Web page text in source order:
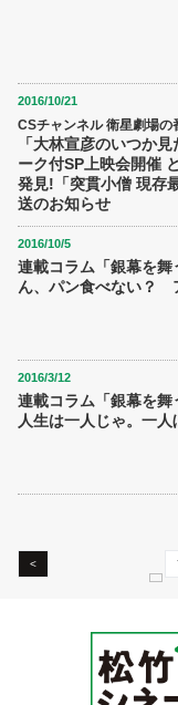
2016/10/21
CSチャンネル 衛星劇場の
「大林宣彦のいつか
ーク付SP上映会開催 と
発見!「突貫小僧 現存
送のお知らせ
2016/10/5
連載コラム「銀幕を
ん、パン食べない？
2016/3/12
連載コラム「銀幕を舞
人生は一人じゃ。一人
<